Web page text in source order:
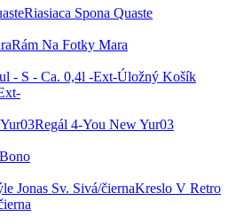
Riasiaca Spona Quaste
Rám Na Fotky Mara
Úložný Košík
Regál 4-You New Yur03
Kreslo V Retro